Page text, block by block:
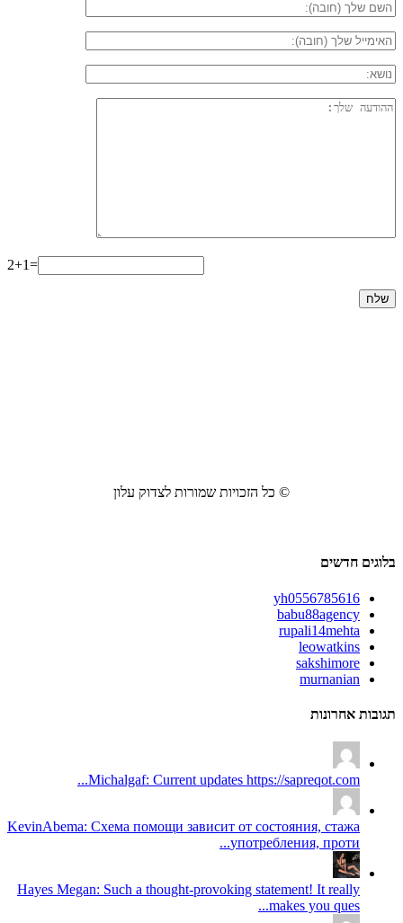
2+1=
© כל הזכויות שמורות לצדוק עלון
בלוגים חדשים
yh0556785616
babu88agency
rupali14mehta
leowatkins
sakshimore
murnanian
תגובות אחרונות
Michalgaf: Current updates https://sapreqot.com...
KevinAbema: Схема помощи зависит от состояния, стажа
употребления, проти...
Hayes Megan: Such a thought-provoking statement! It really
makes you ques...